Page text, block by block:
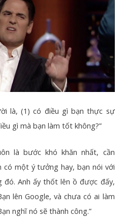
là, (1) có điều gì bạn thực sự
gì mà bạn làm tốt không?”
là bước khó khăn nhất, cần
có một ý tưởng hay, bạn nói với
Anh ấy thốt lên ồ được đấy,
lên Google, và chưa có ai làm
nghĩ nó sẽ thành công.”